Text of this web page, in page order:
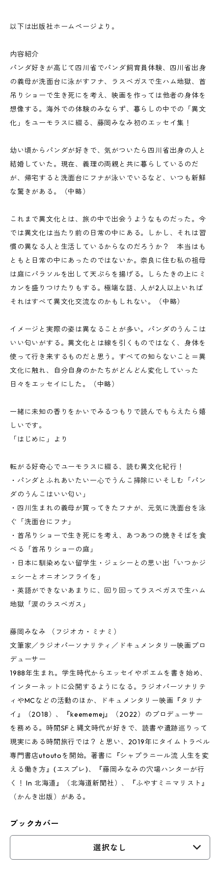
以下は出版社ホームページより。
内容紹介
パンダ好きが高じて四川省でパンダ飼育員体験、四川省出身
の義母が洗面台に泳がすフナ、ラスベガスで生ハム地獄、首
吊りショーで生き死にを考え、映画を作っては他者の身体を
想像する。海外での体験のみならず、暮らしの中での「異文
化」をユーモラスに綴る、藤岡みなみ初のエッセイ集！
幼い頃からパンダが好きで、気がついたら四川省出身の人と
結婚していた。現在、義理の両親と共に暮らしているのだ
が、帰宅すると洗面台にフナが泳いでいるなど、いつも新鮮
な驚きがある。（中略）
これまで異文化とは、旅の中で出会うようなものだった。今
では異文化は当たり前の日常の中にある。しかし、それは習
慣の異なる人と生活しているからなのだろうか？ 本当はも
ともと日常の中にあったのではないか。奈良に住む私の祖母
は庭にパラソルを出して天ぷらを揚げる。しらたきの上にミ
カンを盛りつけたりもする。極端な話、人が2人以上いれば
それはすべて異文化交流なのかもしれない。（中略）
イメージと実際の姿は異なることが多い。パンダのうんこは
いい匂いがする。異文化とは線を引くものではなく、身体を
使って行き来するものだと思う。すべての知らないこと＝異
文化に触れ、自分自身のかたちがどんどん変化していった
日々をエッセイにした。（中略）
一緒に未知の香りをかいでみるつもりで読んでもらえたら嬉
しいです。
「はじめに」より
転がる好奇心でユーモラスに綴る、読む異文化紀行！
・パンダとふれあいたい一心でうんこ掃除にいそしむ「パン
ダのうんこはいい匂い」
・四川生まれの義母が買ってきたフナが、元気に洗面台を泳
ぐ「洗面台にフナ」
・首吊りショーで生き死にを考え、あつあつの焼きそばを食
べる「首吊りショーの庭」
・日本に馴染めない留学生・ジェシーとの思い出「いつかジ
ェシーとオニオンフライを」
・英語ができないあまりに、回り回ってラスベガスで生ハム
地獄「涙のラスベガス」
藤岡みなみ （フジオカ・ミナミ）
文筆家／ラジオパーソナリティ／ドキュメンタリー映画プロ
デューサー
1988年生まれ。学生時代からエッセイやポエムを書き始め、
インターネットに公開するようになる。ラジオパーソナリテ
ィやMCなどの活動のほか、ドキュメンタリー映画『タリナ
イ』（2018）、『keememej』（2022）のプロデューサー
を務める。​時間SFと縄文時代が好きで、読書や遺跡巡りって
現実にある時間旅行では？ と思い、2019年にタイムトラベル
専門書店utoutoを開始。著書に『シャプラニール流 人生を変
える働き方』(エスプレ)、『藤岡みなみの穴場ハンターが行
く！ In 北海道』（北海道新聞社）、『ふやすミニマリスト』
（かんき出版）がある。
ブックカバー
選択なし